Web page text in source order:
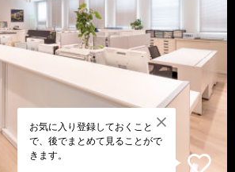
お気に入り登録しておくこと
で、後でまとめて見ることがで
きます。